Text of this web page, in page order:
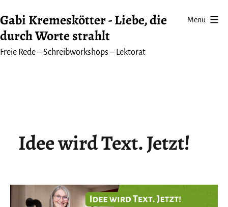
Inhalt
springen
Gabi Kremeskötter - Liebe, die
durch Worte strahlt
Freie Rede – Schreibworkshops – Lektorat
Menü
Idee wird Text. Jetzt!